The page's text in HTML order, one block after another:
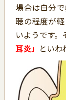
場合は自分
聴の程度が
いようです。
耳炎」 といわ